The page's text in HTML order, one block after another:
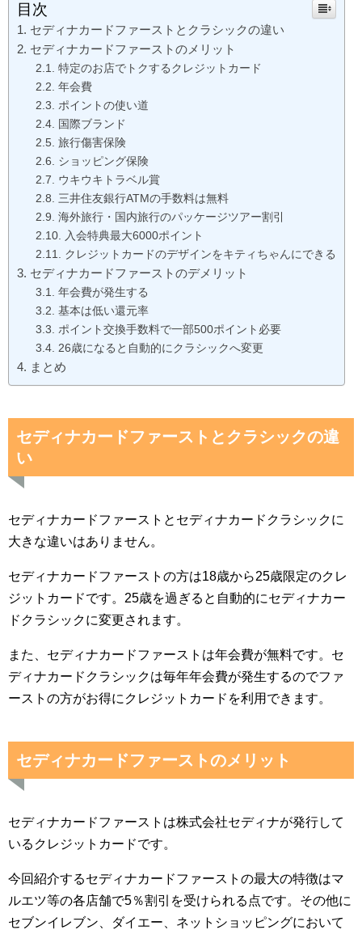
目次
セディナカードファーストとクラシックの違い
セディナカードファーストのメリット
特定のお店でトクするクレジットカード
年会費
ポイントの使い道
国際ブランド
旅行傷害保険
ショッピング保険
ウキウキトラベル賞
三井住友銀行ATMの手数料は無料
海外旅行・国内旅行のパッケージツアー割引
入会特典最大6000ポイント
クレジットカードのデザインをキティちゃんにできる
セディナカードファーストのデメリット
年会費が発生する
基本は低い還元率
ポイント交換手数料で一部500ポイント必要
26歳になると自動的にクラシックへ変更
まとめ
セディナカードファーストとクラシックの違
い
セディナカードファーストとセディナカードクラシックに
大きな違いはありません。
セディナカードファーストの方は18歳から25歳限定のクレ
ジットカードです。25歳を過ぎると自動的にセディナカー
ドクラシックに変更されます。
また、セディナカードファーストは年会費が無料です。セ
ディナカードクラシックは毎年年会費が発生するのでファ
ーストの方がお得にクレジットカードを利用できます。
セディナカードファーストのメリット
セディナカードファーストは株式会社セディナが発行して
いるクレジットカードです。
今回紹介するセディナカードファーストの最大の特徴はマ
ルエツ等の各店舗で5％割引を受けられる点です。その他に
セブンイレブン、ダイエー、ネットショッピングにおいて